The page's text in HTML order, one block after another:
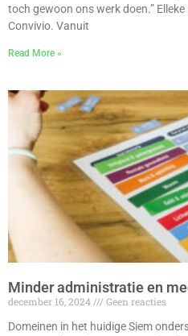
toch gewoon ons werk doen.”
Convivio. Vanuit
Read More »
Minder administratie en
december 16, 2024
Geen reacties
Domeinen in het huidige Siem